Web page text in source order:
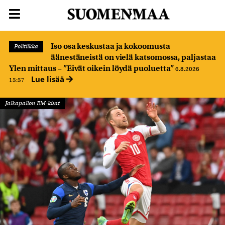
Politiikka
Iso osa keskustaa ja kokoomusta
äänestäneistä on vielä katsomossa, paljastaa
Ylen mittaus – ”Eivät oikein löydä puoluetta” 6.8.2026
15:57
Lue lisää
Jalkapallon EM-kisat